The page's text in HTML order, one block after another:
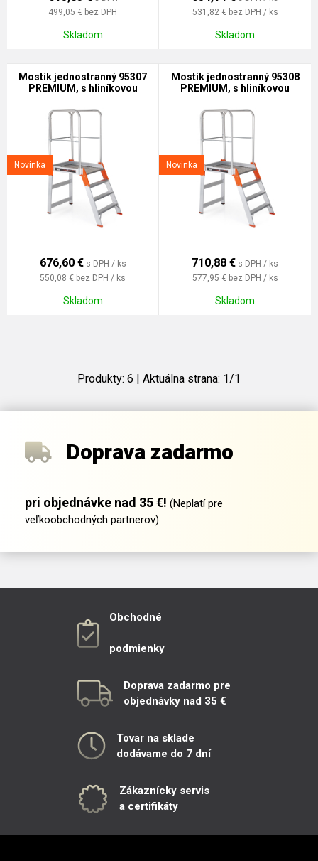
499,05 € bez DPH
Skladom
531,82 € bez DPH / ks
Skladom
Mostík jednostranný 95307
PREMIUM, s hliníkovou
Novinka
676,60 € s DPH / ks
550,08 € bez DPH / ks
Skladom
Mostík jednostranný 95308
PREMIUM, s hliníkovou
Novinka
710,88 € s DPH / ks
577,95 € bez DPH / ks
Skladom
Produkty: 6 | Aktuálna strana: 1/1
Doprava zadarmo
pri objednávke nad 35 €! (Neplatí pre
veľkoobchodných partnerov)
Obchodné
podmienky
Doprava zadarmo pre
objednávky nad 35 €
Tovar na sklade
dodávame do 7 dní
Zákaznícky servis
a certifikáty